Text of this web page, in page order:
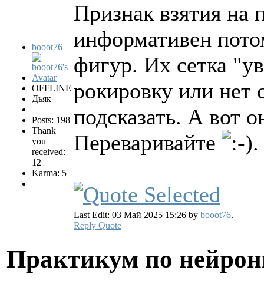
booot76
OFFLINE
Дьяк
Posts: 198
Thank
you
received:
12
Karma: 5
Признак взятия
информативен
фигур. Их сетка
рокировку или нет
подсказать. А вот
Переваривайте
Last Edit: 03 Май 2025 15:26 by booot76.
Reply Quote
Практикум по